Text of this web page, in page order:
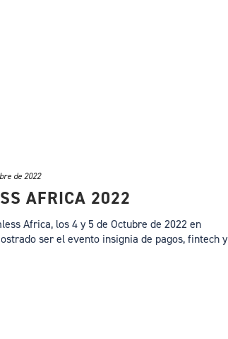
de 2022
AFRICA 2022
Africa, los 4 y 5 de Octubre de 2022 en
ser el evento insignia de pagos, fintech y